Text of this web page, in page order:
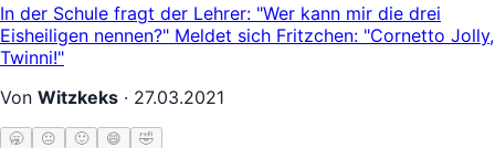
In der Schule fragt der Lehrer: "Wer kann mir die drei
Eisheiligen nennen?" Meldet sich Fritzchen: "Cornetto Jolly,
Twinni!"
Von Witzkeks · 27.03.2021
🥱 😐 🙂 😄 🤣